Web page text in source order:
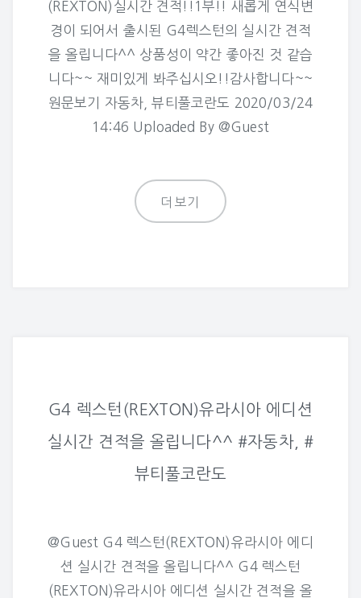
(REXTON)실시간 견적!!1부!! 새롭게 연식변
경이 되어서 출시된 G4렉스턴의 실시간 견적
을 올립니다^^ 상품성이 약간 좋아진 것 같습
니다~~ 재미있게 봐주십시오!!감사합니다~~
원문보기 자동차, 뷰티풀코란도 2020/03/24
14:46 Uploaded By @Guest
더보기
G4 렉스턴(REXTON)유라시아 에디션
실시간 견적을 올립니다^^ #자동차, #
뷰티풀코란도
@Guest G4 렉스턴(REXTON)유라시아 에디
션 실시간 견적을 올립니다^^ G4 렉스턴
(REXTON)유라시아 에디션 실시간 견적을 올